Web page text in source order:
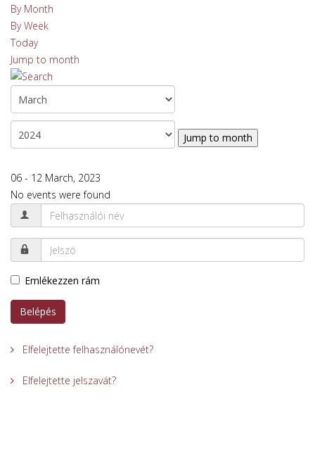
By Month
By Week
Today
Jump to month
Jump to month
06 - 12 March, 2023
No events were found
Emlékezzen rám
Belépés
Elfelejtette felhasználónevét?
Elfelejtette jelszavát?